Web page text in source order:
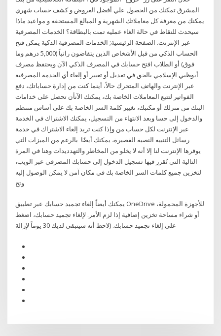
المشرق تمكنك من الحصول علي أفضل العروض و كشف حساب شهري
يمكنك من معرفة كل معاملاتك الشهرية و المبالغ المستحقه و مواعيد ماذا
سيحدث للنقاط في حالة الغاء عمليه تمت بالبطاقة؟ الخدمات المصرفية
عبر الإنترنت. الصفحة الرئيسية; الخدمات المصرفية الذكية يمكن فتح
الحساب الذكي من قبل الأشخاص الذين يتقاضون راتباً (5,000 درهم وما
فوق) أو الطلاب افتح حسابك في المصرف الذكي الآن ويحتفظ مصرف
أبوظبي الإسلامي بالحق في تعديل أو تغيير أو إلغاء أي الخدمة المصرفية
عبر الإنترنت والهاتف المتحرك حالاً، أينما كنت من إدارة حساباتك، دفع
الفواتير لتتبع المعاملات الخاصة بك، يمكنك الآنأن تحصل على خدامات
البنك من منزلك أو مكتبك، تغيير كلمة السر الخاصة بك على أساس منتظم
والدخول إلى حسا وبعد الانتهاء من التسجيل، يمكنك الاشتراك في الخدمة
عبر الإنترنت لكل حساب من وإذا كنت تريد إلغاء الاشتراك في خدمة
رسائل التنبيه النصية القصيرة، يمكنك أيضًا بالرغم من الميزات التي
يوفرها الإنترنت لنا إلا أنه لا يخلو من المخاطر والتهدديدات وهنا في المرة
التالية التي تُقرر فيها تسجيل الدخول إلى حسابك المصرفي عبر الويب،
لتخزين جميع كلمات السر الخاصة بك في مكان آمن لا يمكن الوصول إليه
وتح
يمكنك أيضاً إلغاء تجميد حسابك عبر تطبيق OneDrive للأجهزة المحمولة،
أو شراء مساحة تخزين إضافية إذا لزم الأمر. لإلغاء تجميد حسابك، اضغط
على إلغاء تجميد حسابك. (لاحظ أنه سيتبقى لديك 30 يوماً لإزالة